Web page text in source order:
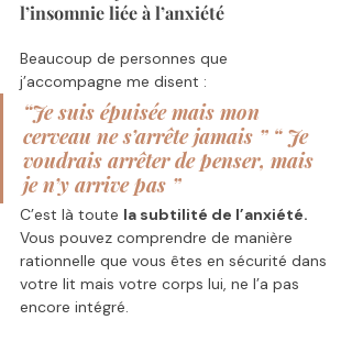
l’insomnie liée à l’anxiété
Beaucoup de personnes que
j’accompagne me disent :
“Je suis épuisée mais mon
cerveau ne s’arrête jamais ” “ Je
voudrais arrêter de penser, mais
je n’y arrive pas ”
C’est là toute la subtilité de l’anxiété.
Vous pouvez comprendre de manière
rationnelle que vous êtes en sécurité dans
votre lit mais votre corps lui, ne l’a pas
encore intégré.